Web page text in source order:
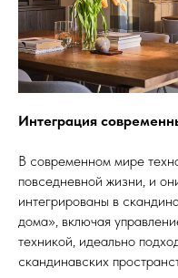
Интеграция
В современном мире
повседневной жизни, и
интегрированы в
дома», включая
техникой, идеально
скандинавских